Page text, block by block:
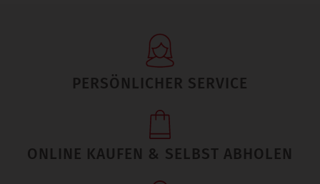
PERSÖNLICHER SERVICE
ONLINE KAUFEN & SELBST ABHOLEN